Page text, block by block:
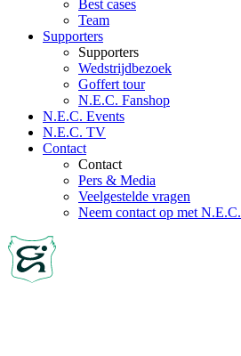
Best cases
Team
Supporters
Supporters
Wedstrijdbezoek
Goffert tour
N.E.C. Fanshop
N.E.C. Events
N.E.C. TV
Contact
Contact
Pers & Media
Veelgestelde vragen
Neem contact op met N.E.C.